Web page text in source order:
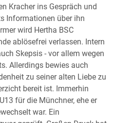
Kracher ins Gespräch und
Informationen über ihn
wird Hertha BSC
ablösefrei verlassen. Intern
Skepsis - vor allem wegen
Allerdings bewies auch
zu seiner alten Liebe zu
bereit ist. Immerhin
für die Münchner, ehe er
war. Ein